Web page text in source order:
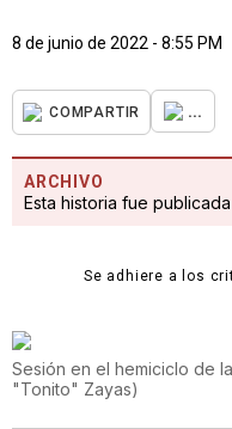
8 de junio de 2022 - 8:55 PM
COMPARTIR ...
ARCHIVO
Esta historia fue
Se adhiere a los
Sesión en el hemiciclo de
"Tonito" Zayas)